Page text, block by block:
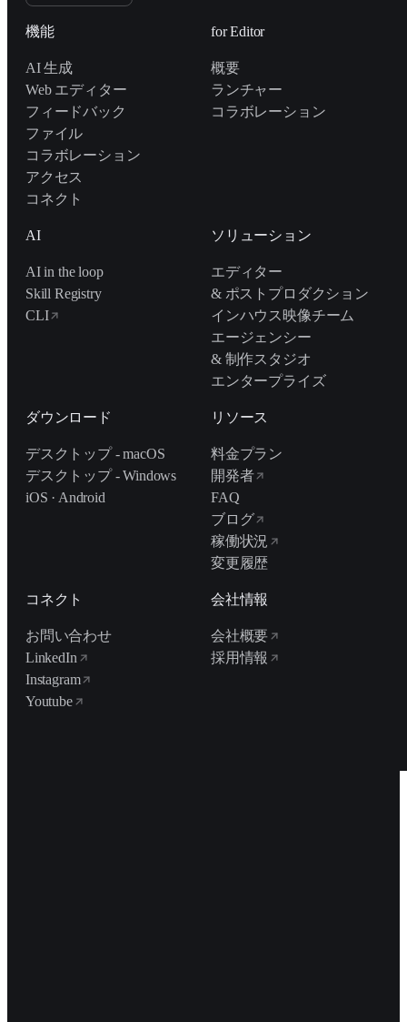
機能
AI 生成
Web エディター
フィードバック
ファイル
コラボレーション
アクセス
コネクト
for Editor
概要
ランチャー
コラボレーション
AI
AI in the loop
Skill Registry
CLI
ソリューション
エディター
& ポストプロダクション
インハウス映像チーム
エージェンシー
& 制作スタジオ
エンタープライズ
ダウンロード
デスクトップ - macOS
デスクトップ - Windows
iOS · Android
リソース
料金プラン
開発者
FAQ
ブログ
稼働状況
変更履歴
コネクト
お問い合わせ
LinkedIn
Instagram
Youtube
会社情報
会社概要
採用情報